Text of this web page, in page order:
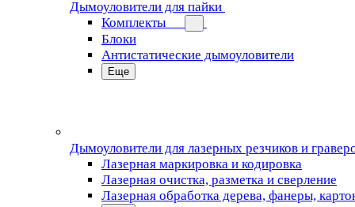
Дымоуловители для пайки
Комплекты
Блоки
Антистатические дымоуловители
Еще
Дымоуловители для лазерных резчиков и
Лазерная маркировка и кодировка
Лазерная очистка, разметка и сверление
Лазерная обработка дерева, фанеры,